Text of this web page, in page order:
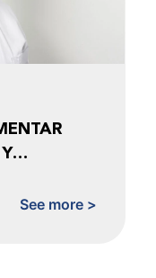
See more >